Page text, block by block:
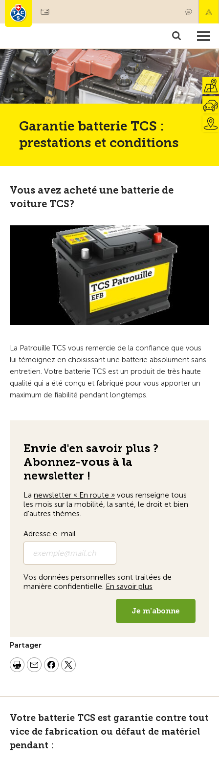
Membres & prestations
Tests, sécurité & santé
Garantie batterie TCS :
prestations et conditions
Vous avez acheté une batterie de
voiture TCS?
La Patrouille TCS vous remercie de la confiance que vous
lui témoignez en choisissant une batterie absolument sans
entretien. Votre batterie TCS est un produit de très haute
qualité qui a été conçu et fabriqué pour vous apporter un
maximum de fiabilité pendant longtemps.
Partager
Votre batterie TCS est garantie contre tout
vice de fabrication ou défaut de matériel
pendant :